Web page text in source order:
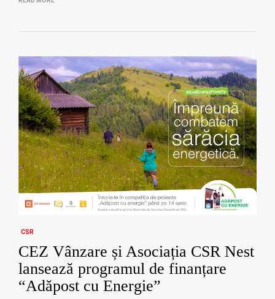
CSR
CEZ Vânzare și Asociația CSR Nest
lansează programul de finanțare
“Adăpost cu Energie”